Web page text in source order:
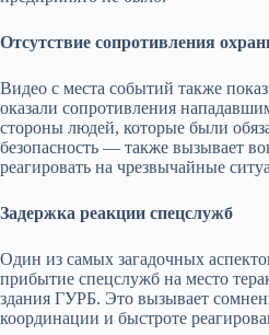
Отсутствие сопротивления
Видео с места событий также
оказали сопротивления
стороны людей, которые были
безопасность — также вызывает
реагировать на чрезвычайные
Задержка реакции спецслужб
Один из самых загадочных
прибытие спецслужб на место
здания ГУРБ. Это вызывает
координации и быстроте